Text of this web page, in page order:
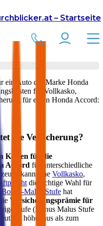
– Startseite
Honda
Honda Accord
in
ein Auto der Marke Honda
für Vollkasko,
für einen HondaAccord:
die Versicherung?
Kosten für die
Accord für unterschiedliche
kann eine Vollkasko,
die richtige Wahl für
Bonus-Malus Stufe hat
Versicherungsprämie für
(Bonus Malus Stufe
höher aus als zum